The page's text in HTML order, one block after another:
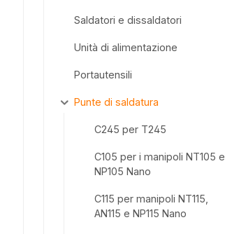
Saldatori e dissaldatori
Unità di alimentazione
Portautensili
Punte di saldatura
C245 per T245
C105 per i manipoli NT105 e
NP105 Nano
C115 per manipoli NT115,
AN115 e NP115 Nano